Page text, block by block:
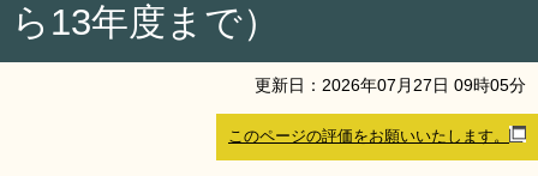
リンク集
RSS プライバシーポリシー
ら13年度まで）
更新日： 2026年07 月 27日 09時05分
このページの評価をお願いいたします。